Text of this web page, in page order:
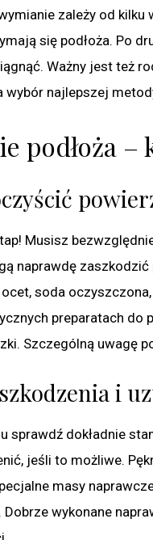
zależy od kilku
się podłoża. Po
Ważny jest też
wybór najlepszej
podłoża –
Musisz
naprawdę
soda
preparatach do
Szczególną uwagę
i
sprawdź dokładnie
jeśli to możliwe.
masy
wykonane